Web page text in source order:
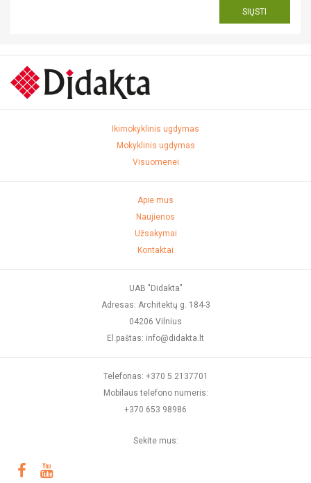
Aš ne robotas
SIŲSTI
Ikimokyklinis ugdymas
Mokyklinis ugdymas
Visuomenei
Apie mus
Naujienos
Užsakymai
Kontaktai
UAB "Didakta"
Adresas: Architektų g. 184-3
04206 Vilnius
El.paštas: info@didakta.lt
Telefonas: +370 5 2137701
Mobilaus telefono numeris:
+370 653 98986
Sekite mus: